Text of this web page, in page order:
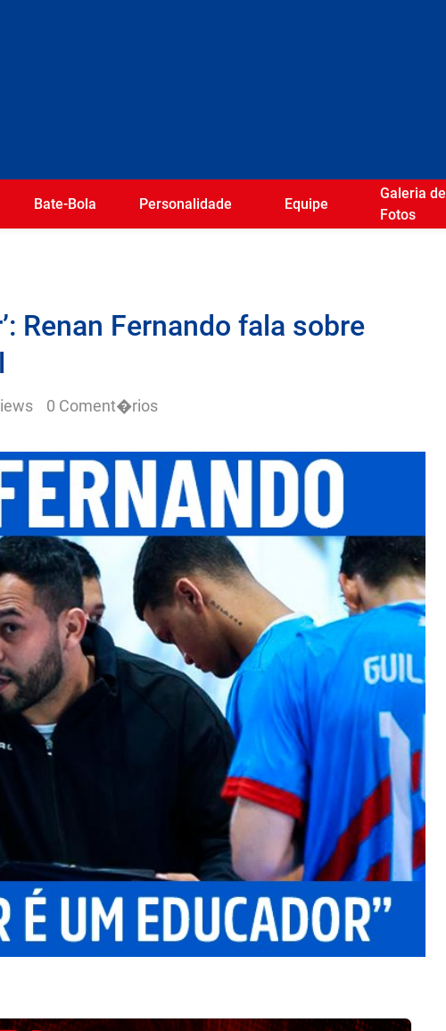
Bate-Bola Personalidade Equipe
Galeria de
Fotos
Renan Fernando fala sobre
0 Coment�rios